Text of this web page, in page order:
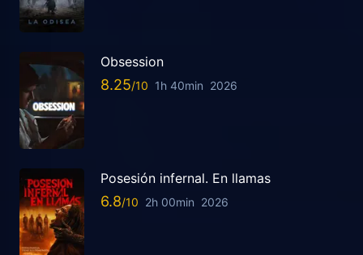
Obsession
8.25 1h 40min 2026
Posesión infernal. En llamas
6.8 2h 00min 2026